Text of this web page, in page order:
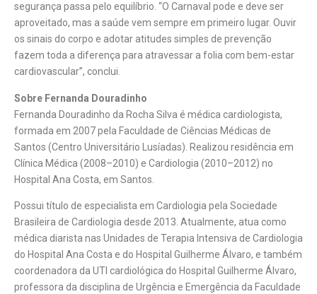
segurança passa pelo equilíbrio. “O Carnaval pode e deve ser
aproveitado, mas a saúde vem sempre em primeiro lugar. Ouvir
os sinais do corpo e adotar atitudes simples de prevenção
fazem toda a diferença para atravessar a folia com bem-estar
cardiovascular”, conclui.
Sobre Fernanda Douradinho
Fernanda Douradinho da Rocha Silva é médica cardiologista,
formada em 2007 pela Faculdade de Ciências Médicas de
Santos (Centro Universitário Lusíadas). Realizou residência em
Clínica Médica (2008–2010) e Cardiologia (2010–2012) no
Hospital Ana Costa, em Santos.
Possui título de especialista em Cardiologia pela Sociedade
Brasileira de Cardiologia desde 2013. Atualmente, atua como
médica diarista nas Unidades de Terapia Intensiva de Cardiologia
do Hospital Ana Costa e do Hospital Guilherme Álvaro, e também
coordenadora da UTI cardiológica do Hospital Guilherme Álvaro,
professora da disciplina de Urgência e Emergência da Faculdade